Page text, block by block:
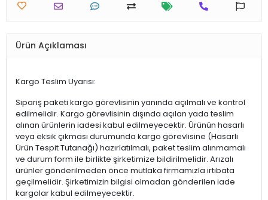
Ürün Açıklaması
Kargo Teslim Uyarısı:
Sipariş paketi kargo görevlisinin yanında açılmalı ve kontrol
edilmelidir. Kargo görevlisinin dışında açılan yada teslim
alınan ürünlerin iadesi kabul edilmeyecektir. Ürünün hasarlı
veya eksik çıkması durumunda kargo görevlisine (Hasarlı
Ürün Tespit Tutanağı) hazırlatılmalı, paket teslim alınmamalı
ve durum form ile birlikte şirketimize bildirilmelidir. Arızalı
ürünler gönderilmeden önce mutlaka firmamızla irtibata
geçilmelidir. Şirketimizin bilgisi olmadan gönderilen iade
kargolar kabul edilmeyecektir.